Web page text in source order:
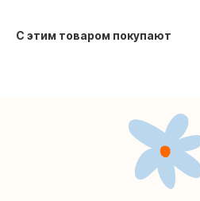
С этим товаром покупают
Наш канал в Telegram
Наша страничка Вконтакте